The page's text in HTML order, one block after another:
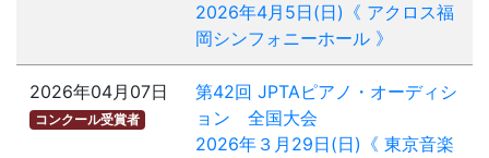
2026年4月5日(日)《 アクロス福
岡シンフォニーホール 》
2026年04月07日
コンクール受賞者
第42回 JPTAピアノ・オーディシ
ョン 全国大会
2026年３月29日(日)《 東京音楽